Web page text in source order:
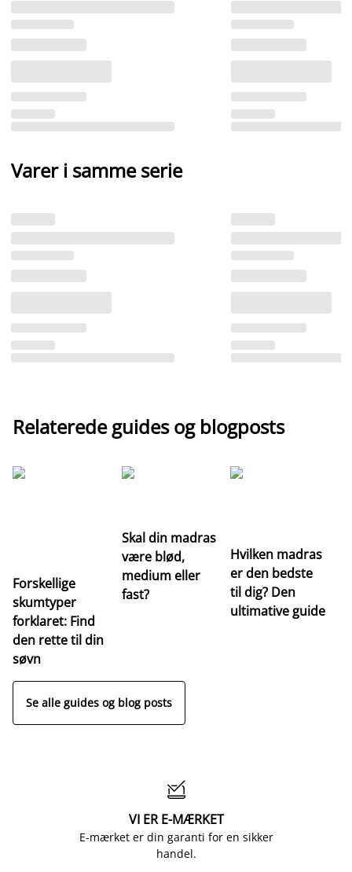
Varer i samme serie
Relaterede guides og blogposts
Forskellige
skumtyper
forklaret: Find
den rette til din
søvn
Skal din madras
være blød,
medium eller
fast?
Hvilken madras
er den bedste
til dig? Den
ultimative guide
Se alle guides og blog posts

VI ER E-MÆRKET
E-mærket er din garanti for en sikker
handel.